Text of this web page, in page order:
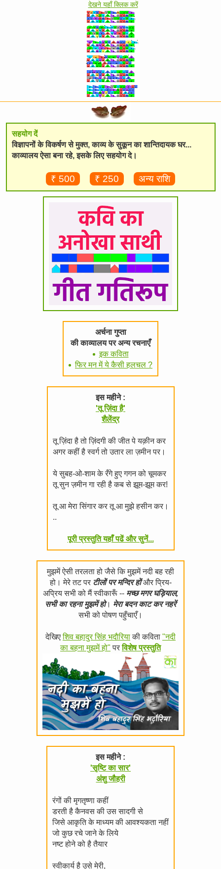
देखने यहाँ क्लिक करें
सहयोग दें
विज्ञापनों के विकर्षण से मुक्त, काव्य के सुकून का शान्तिदायक घर...
काव्यालय ऐसा बना रहे, इसके लिए सहयोग दे।
₹ 500 ₹ 250 अन्य राशि
अर्चना गुप्ता
की काव्यालय पर अन्य रचनाएँ
इक कविता
फिर मन में ये कैसी हलचल ?
इस महीने :
'तू ज़िंदा है'
शैलेंद्र
तू ज़िंदा है तो ज़िंदगी की जीत पे यक़ीन कर
अगर कहीं है स्वर्ग तो उतार ला ज़मीन पर।
ये सुबह-ओ-शाम के रँगे हुए गगन को चूमकर
तू सुन ज़मीन गा रही है कब से झूम-झूम कर!
तू आ मेरा सिंगार कर तू आ मुझे हसीन कर।
..
पूरी प्रस्तुति यहाँ पढें और सुनें...
मुझमें ऐसी तरलता हो जैसे कि मुझमें नदी बह रही
हो। मेरे तट पर टीलों पर मन्दिर होंऔर प्रिय-
अप्रिय सभी को मैं स्वीकारूँ -- मच्छ मगर घड़ियाल,
सभी का रहना मुझमें हो। मेरा बदन काट कर नहरें
सभी को पोषण पहुँचाएँ।
देखिएशिव बहादुर सिंह भदौरियाकी कविता "नदी
का बहना मुझमें हो" परविशेष प्रस्तुति
इस महीने :
'सृष्टि का सार'
अंशु जौहरी
रंगों की मृगतृष्णा कहीं
डरती है कैनवस की उस सादगी से
जिसे आकृति के माध्यम की आवश्यकता नहीं
जो कुछ रचे जाने के लिये
नष्ट होने को है तैयार
स्वीकार्य है उसे मेरी,